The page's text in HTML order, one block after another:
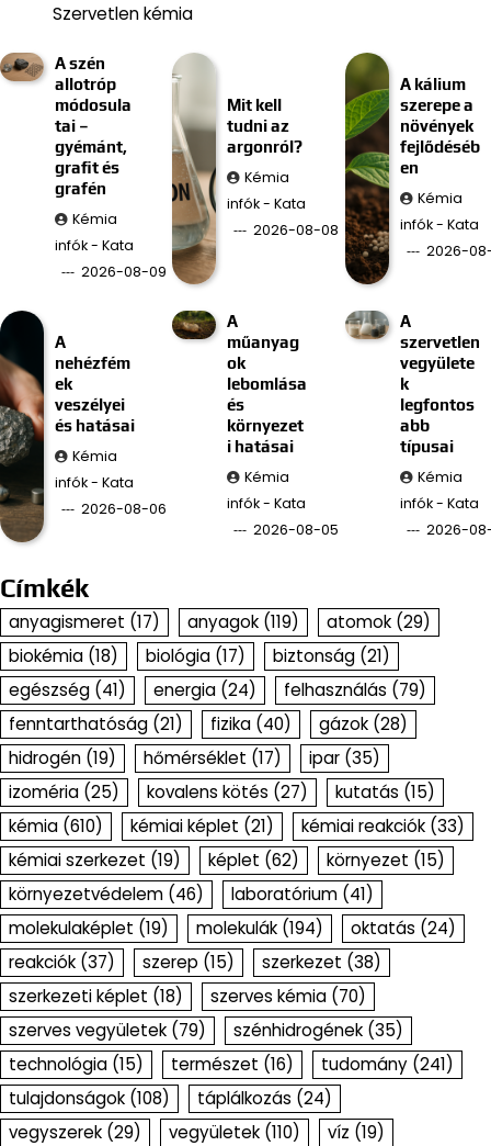
Szervetlen kémia
A szén
allotróp
módosula
tai –
gyémánt,
grafit és
grafén
Kémia
infók - Kata
2026-08-09
Mit kell
tudni az
argonról?
Kémia
infók - Kata
2026-08-08
A kálium
szerepe a
növények
fejlődéséb
en
Kémia
infók - Kata
2026-
A
nehézfém
ek
veszélyei
és hatásai
Kémia
infók - Kata
2026-08-06
A
műanyag
ok
lebomlása
és
környezet
i hatásai
Kémia
infók - Kata
2026-08-05
A
szervetlen
vegyülete
k
legfontos
abb
típusai
Kémia
infók - Kata
2026-
Címkék
anyagismeret (17) anyagok (119) atomok (29)
biokémia (18) biológia (17) biztonság (21)
egészség (41) energia (24) felhasználás (79)
fenntarthatóság (21) fizika (40) gázok (28)
hidrogén (19) hőmérséklet (17) ipar (35)
izoméria (25) kovalens kötés (27) kutatás (15)
kémia (610) kémiai képlet (21) kémiai reakciók (33)
kémiai szerkezet (19) képlet (62) környezet (15)
környezetvédelem (46) laboratórium (41)
molekulaképlet (19) molekulák (194) oktatás (24)
reakciók (37) szerep (15) szerkezet (38)
szerkezeti képlet (18) szerves kémia (70)
szerves vegyületek (79) szénhidrogének (35)
technológia (15) természet (16) tudomány (241)
tulajdonságok (108) táplálkozás (24)
vegyszerek (29) vegyületek (110) víz (19)